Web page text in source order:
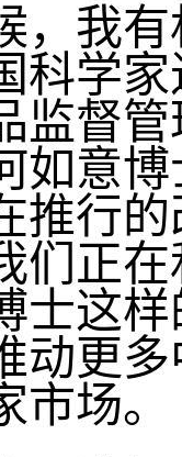
，我
科学
监督
如意
推行
们正
士这
动更
场。